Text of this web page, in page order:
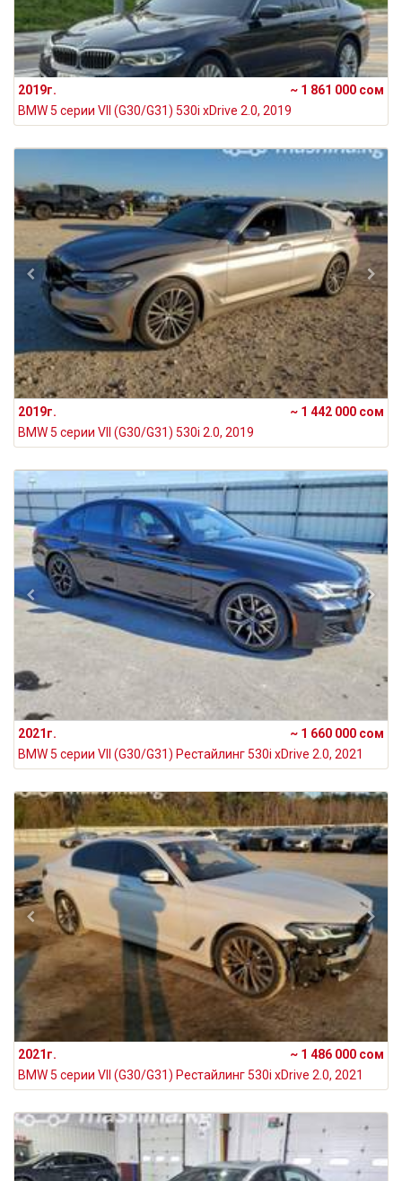
2019г.
~ 1 861 000 сом
BMW 5 серии VII (G30/G31) 530i xDrive 2.0, 2019
2019г.
~ 1 442 000 сом
BMW 5 серии VII (G30/G31) 530i 2.0, 2019
2021г.
~ 1 660 000 сом
BMW 5 серии VII (G30/G31) Рестайлинг 530i xDrive 2.0, 2021
2021г.
~ 1 486 000 сом
BMW 5 серии VII (G30/G31) Рестайлинг 530i xDrive 2.0, 2021